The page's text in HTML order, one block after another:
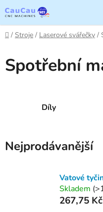
na
obsah
Domů
/ Stroje / Laserové svářečky /
Spotřební
Díly
Nejprodávanější
Vatové
Skladem
267,75 Kč